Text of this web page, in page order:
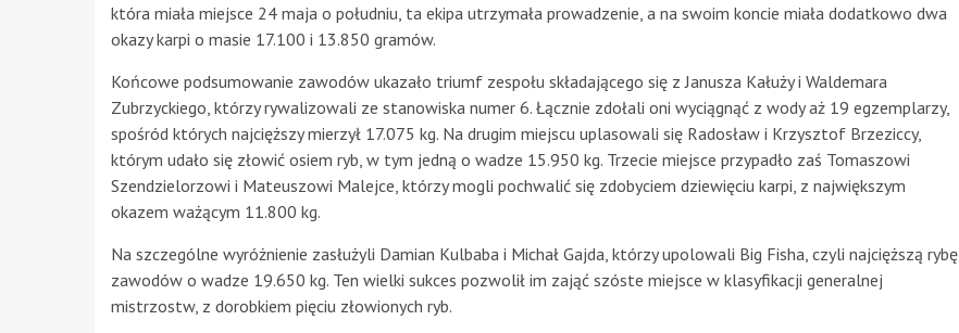
która miała miejsce 24 maja o południu, ta ekipa utrzymała prowadzenie, a na swoim koncie miała dodatkowo dwa
okazy karpi o masie 17.100 i 13.850 gramów.
Końcowe podsumowanie zawodów ukazało triumf zespołu składającego się z Janusza Kałuży i Waldemara
Zubrzyckiego, którzy rywalizowali ze stanowiska numer 6. Łącznie zdołali oni wyciągnąć z wody aż 19 egzemplarzy,
spośród których najcięższy mierzył 17.075 kg. Na drugim miejscu uplasowali się Radosław i Krzysztof Brzeziccy,
którym udało się złowić osiem ryb, w tym jedną o wadze 15.950 kg. Trzecie miejsce przypadło zaś Tomaszowi
Szendzielorzowi i Mateuszowi Malejce, którzy mogli pochwalić się zdobyciem dziewięciu karpi, z największym
okazem ważącym 11.800 kg.
Na szczególne wyróżnienie zasłużyli Damian Kulbaba i Michał Gajda, którzy upolowali Big Fisha, czyli najcięższą rybę
zawodów o wadze 19.650 kg. Ten wielki sukces pozwolił im zająć szóste miejsce w klasyfikacji generalnej
mistrzostw, z dorobkiem pięciu złowionych ryb.